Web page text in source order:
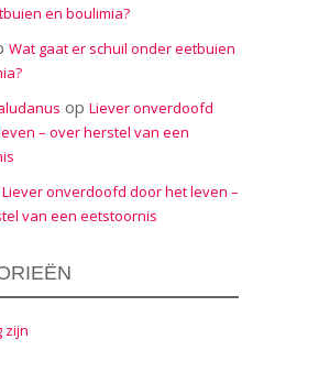
en boulimia?
Wat gaat er schuil onder eetbuien
op Liever onverdoofd
– over herstel van een
Liever onverdoofd door het leven –
van een eetstoornis
zijn